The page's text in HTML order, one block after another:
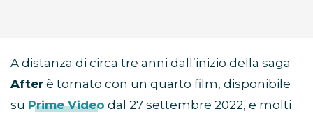
A distanza di circa tre anni dall’inizio della saga
After è tornato con un quarto film, disponibile
su Prime Video dal 27 settembre 2022, e molti